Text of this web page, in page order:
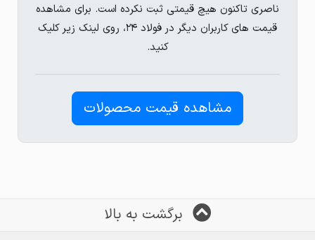
ناصری تاکنون هیچ قیمتی ثبت نکرده است. برای مشاهده
قیمت های کاربران دیگر در فولاد ۲۴، روی لینک زیر کلیک
کنید.
مشاهده قیمت محصولات
برگشت به بالا